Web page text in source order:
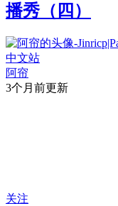
播秀（四）
阿帘
3个月前更新
关注